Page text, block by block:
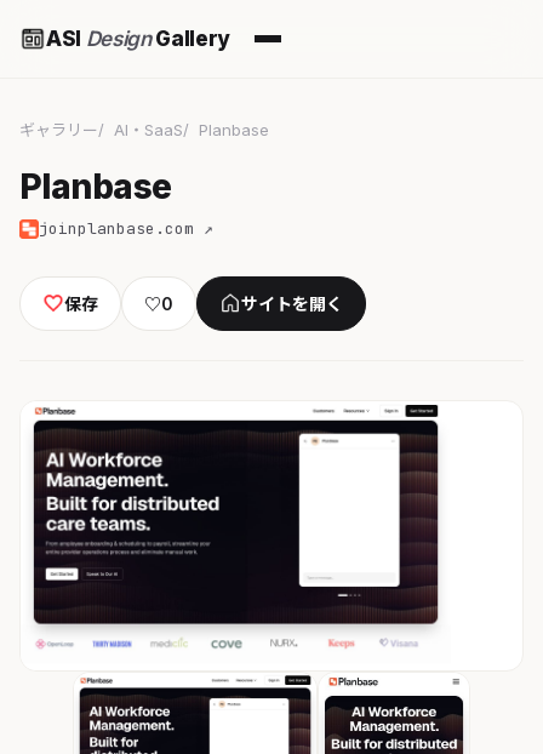
ASI DesignGallery
ギャラリー AI・SaaS Planbase
Planbase
joinplanbase.com ↗
保存 ♡0 サイトを開く